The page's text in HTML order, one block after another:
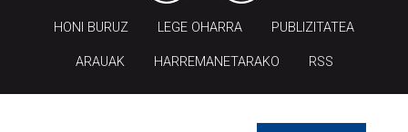
HONI BURUZ LEGE OHARRA PUBLIZITATEA
ARAUAK HARREMANETARAKO RSS